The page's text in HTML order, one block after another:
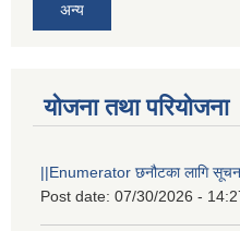
अन्य
योजना तथा परियोजना
||Enumerator छनौटका लागि
Post date: 07/30/2026 -